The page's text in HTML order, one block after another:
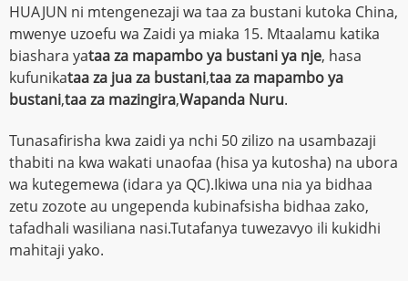
HUAJUN ni mtengenezaji wa taa za bustani kutoka China,
mwenye uzoefu wa Zaidi ya miaka 15. Mtaalamu katika
biashara yataa za mapambo ya bustani ya nje, hasa
kufunikataa za jua za bustani,taa za mapambo ya
bustani,taa za mazingira,Wapanda Nuru.
Tunasafirisha kwa zaidi ya nchi 50 zilizo na usambazaji
thabiti na kwa wakati unaofaa (hisa ya kutosha) na ubora
wa kutegemewa (idara ya QC).Ikiwa una nia ya bidhaa
zetu zozote au ungependa kubinafsisha bidhaa zako,
tafadhali wasiliana nasi.Tutafanya tuwezavyo ili kukidhi
mahitaji yako.